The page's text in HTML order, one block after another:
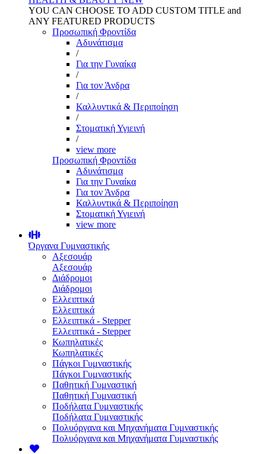
YOU CAN CHOOSE TO ADD CUSTOM TITLE and
ANY FEATURED PRODUCTS
Προσωπική Φροντίδα
Αδυνάτισμα
/
Για την Γυναίκα
/
Για τον Άνδρα
/
Καλλυντικά & Περιποίηση
/
Στοματική Υγιεινή
/
view more
Προσωπική Φροντίδα
Αδυνάτισμα
Για την Γυναίκα
Για τον Άνδρα
Καλλυντικά & Περιποίηση
Στοματική Υγιεινή
view more
Όργανα Γυμναστικής
Αξεσουάρ
Αξεσουάρ
Διάδρομοι
Διάδρομοι
Ελλειπτικά
Ελλειπτικά
Ελλειπτικά - Stepper
Ελλειπτικά - Stepper
Κωπηλατικές
Κωπηλατικές
Πάγκοι Γυμναστικής
Πάγκοι Γυμναστικής
Παθητική Γυμναστική
Παθητική Γυμναστική
Ποδήλατα Γυμναστικής
Ποδήλατα Γυμναστικής
Πολυόργανα και Μηχανήματα Γυμναστικής
Πολυόργανα και Μηχανήματα Γυμναστικής